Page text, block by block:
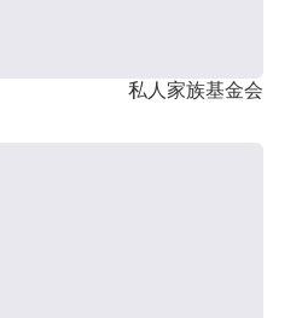
私人家族基金会